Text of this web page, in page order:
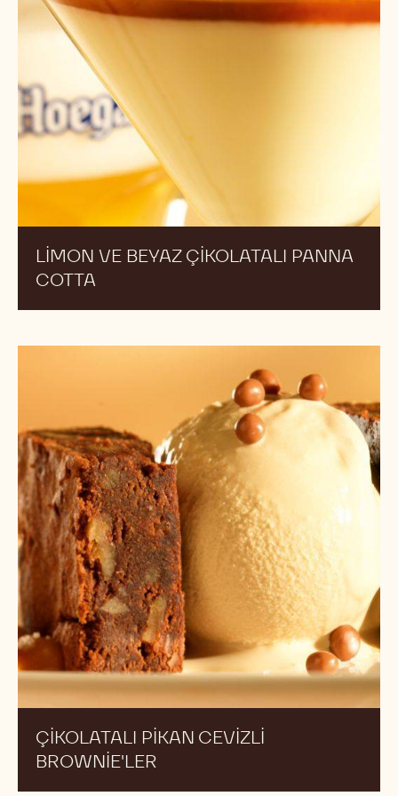
LIMON VE BEYAZ ÇIKOLATALI PANNA
COTTA
ÇIKOLATALI PIKAN CEVIZLI
BROWNIE'LER